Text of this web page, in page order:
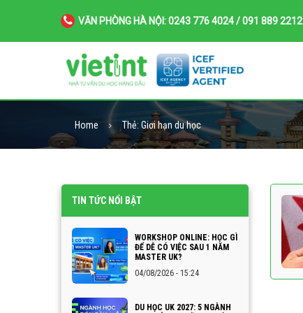
VĂN PHÒNG HÀ NỘI: 0243 776 4024 / 091 889 2212
Home Thẻ: Giơi hạn du học
TIN TỨC NỔI BẬT
WORKSHOP ONLINE: HỌC GÌ
ĐỂ DỄ CÓ VIỆC SAU 1 NĂM
MASTER UK?
04/08/2026 - 15:24
DU HỌC UK 2027: 5 NGÀNH